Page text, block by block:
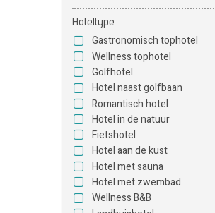
Hoteltype
Gastronomisch tophotel
Wellness tophotel
Golfhotel
Hotel naast golfbaan
Romantisch hotel
Hotel in de natuur
Fietshotel
Hotel aan de kust
Hotel met sauna
Hotel met zwembad
Wellness B&B